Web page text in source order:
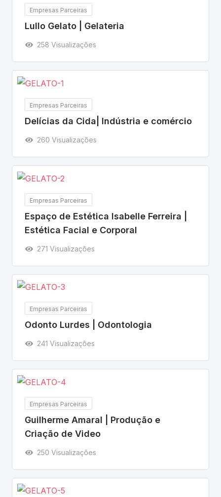
Empresas Parceiras
Lullo Gelato | Gelateria
258 Visualizações
Empresas Parceiras
Delícias da Cida| Indústria e comércio
260 Visualizações
Empresas Parceiras
Espaço de Estética Isabelle Ferreira |
Estética Facial e Corporal
271 Visualizações
Empresas Parceiras
Odonto Lurdes | Odontologia
241 Visualizações
Empresas Parceiras
Guilherme Amaral | Produção e
Criação de Video
250 Visualizações